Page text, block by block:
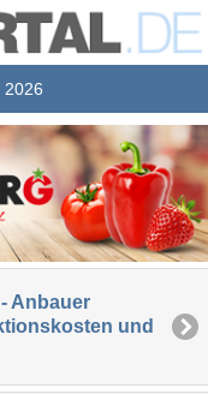
2026
Anbauer
und